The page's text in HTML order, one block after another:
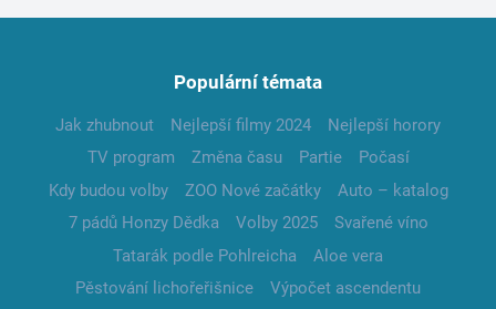
Populární témata
Jak zhubnout Nejlepší filmy 2024
Nejlepší horory
TV program
Změna času Partie
Počasí
Kdy budou volby
ZOO Nové začátky
Auto – katalog
7 pádů Honzy Dědka
Volby 2025
Svařené víno
Tatarák podle Pohlreicha
Aloe vera
Pěstování lichořeřišnice
Výpočet ascendentu